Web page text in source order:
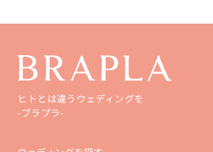
ヒトとは違うウェディングを
-ブラプラ-